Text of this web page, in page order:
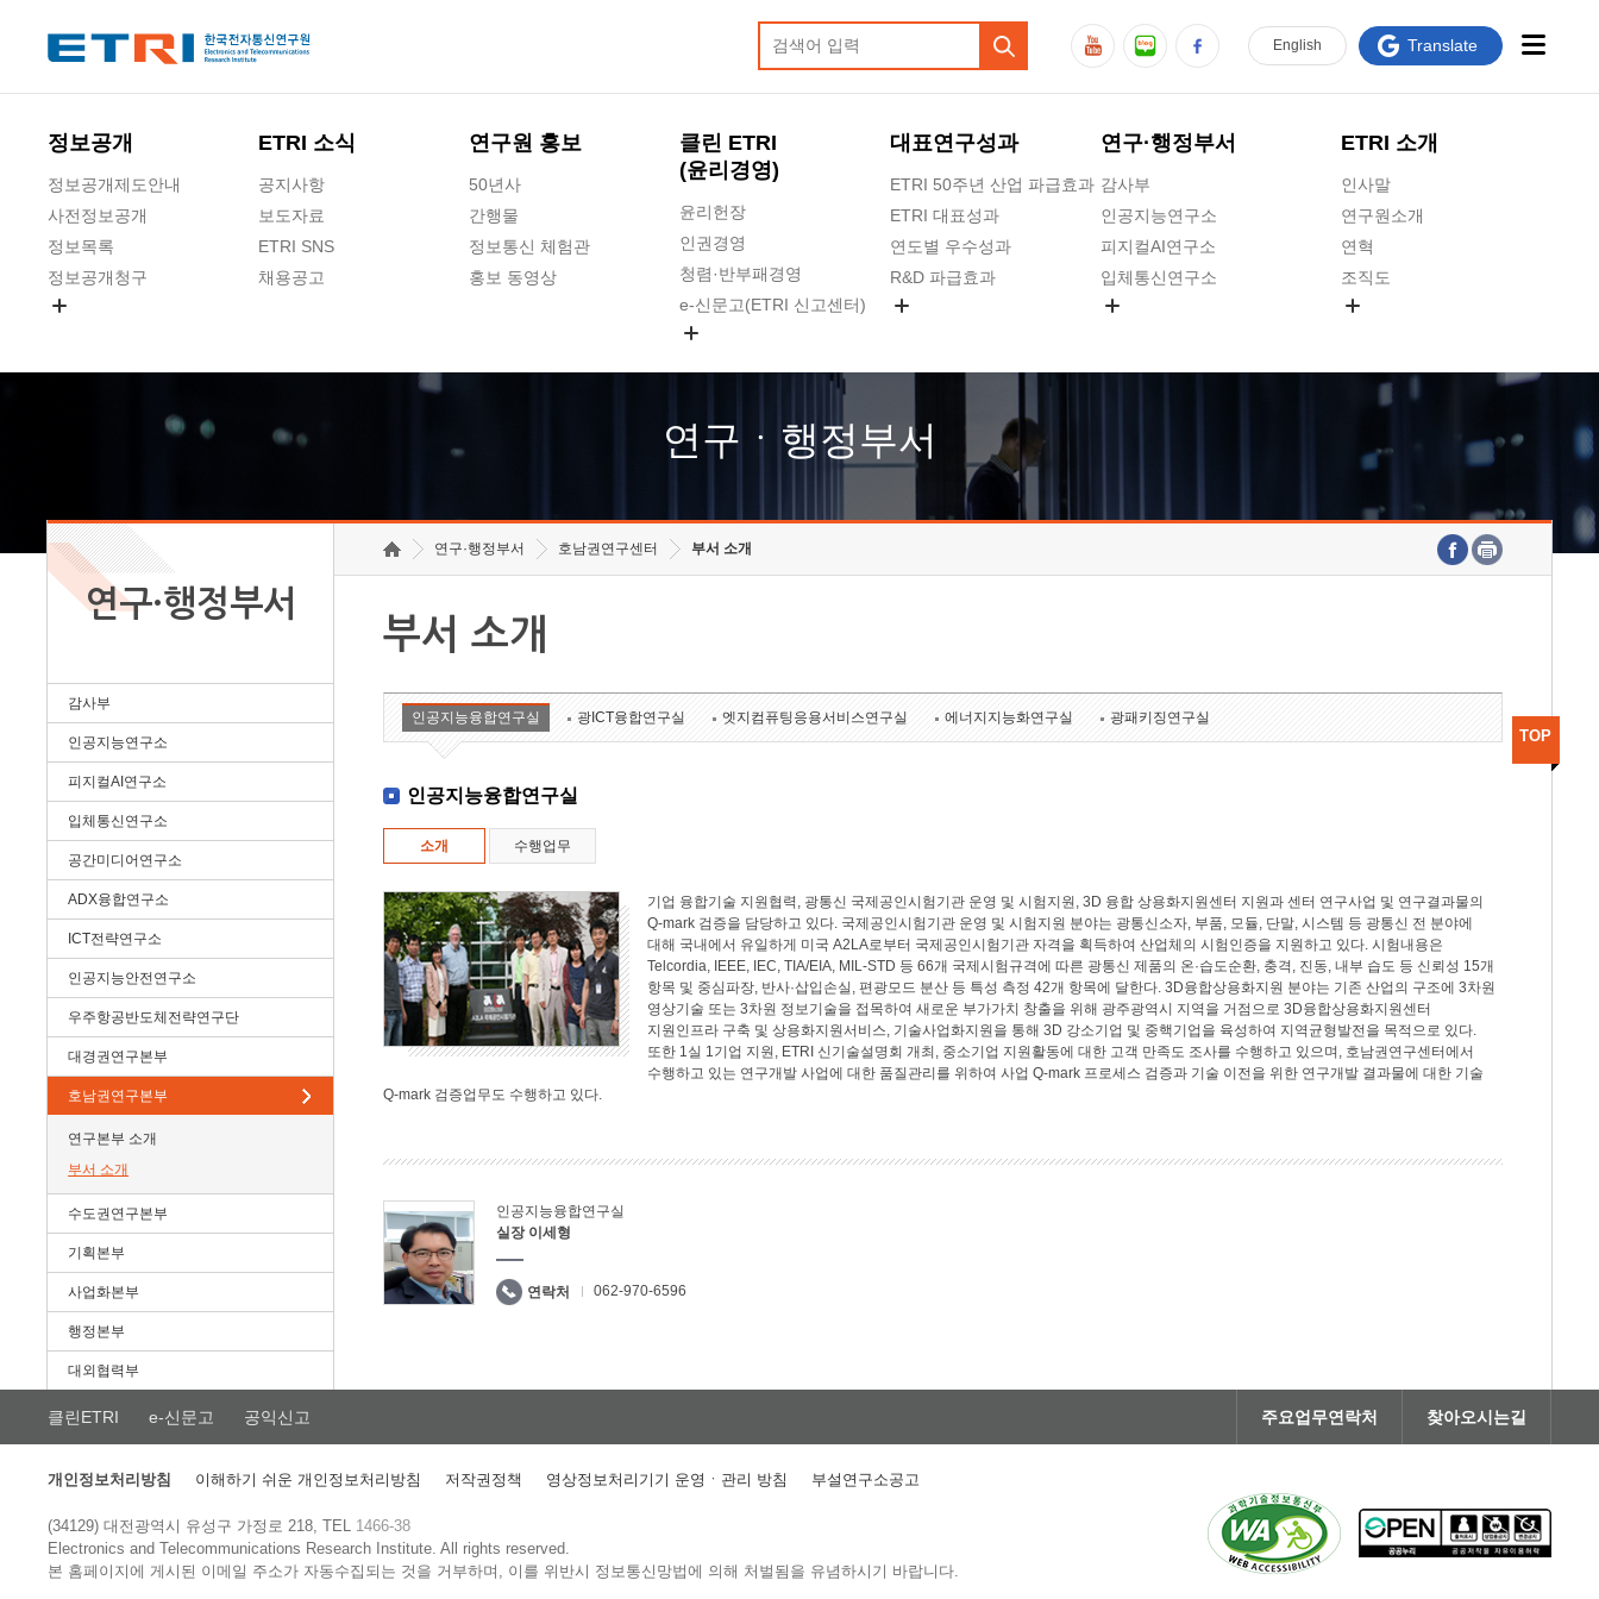
정보공개
정보공개제도안내
사전정보공개
정보목록
정보공개청구
ETRI 소식
공지사항
보도자료
ETRI SNS
채용공고
연구원 홍보
50년사
간행물
정보통신 체험관
홍보 동영상
클린 ETRI
(윤리경영)
윤리헌장
인권경영
청렴·반부패경영
e-신문고(ETRI 신고센터)
고객의소리
수의계약 현황
대표연구성과
ETRI 50주년 산업 파급효과
ETRI 대표성과
연도별 우수성과
R&D 파급효과
연구·행정부서
감사부
인공지능연구소
피지컬AI연구소
입체통신연구소
호남권연구본부
기획본부
ETRI 소개
인사말
연구원소개
연혁
조직도
연구원 고객헌장
주요업무연락처
English Translate
연구ㆍ행정부서
연구·행정부서
감사부
인공지능연구소
피지컬AI연구소
입체통신연구소
공간미디어연구소
ADX융합연구소
ICT전략연구소
인공지능안전연구소
우주항공반도체전략연구단
대경권연구본부
호남권연구본부
연구본부 소개
부서 소개
수도권연구본부
기획본부
사업화본부
행정본부
대외협력부
연구·행정부서 호남권연구센터 부서 소개
부서 소개
인공지능융합연구실 광ICT융합연구실 엣지컴퓨팅응용서비스연구실 에너지지능화연구실 광패키징연구실
인공지능융합연구실
소개 수행업무
기업 융합기술 지원협력, 광통신 국제공인시험기관 운영 및 시험지원, 3D 융합 상용화지원센터 지원과 센터 연구사업 및 연구결과물의
Q-mark 검증을 담당하고 있다. 국제공인시험기관 운영 및 시험지원 분야는 광통신소자, 부품, 모듈, 단말, 시스템 등 광통신 전 분야에
대해 국내에서 유일하게 미국 A2LA로부터 국제공인시험기관 자격을 획득하여 산업체의 시험인증을 지원하고 있다. 시험내용은
Telcordia, IEEE, IEC, TIA/EIA, MIL-STD 등 66개 국제시험규격에 따른 광통신 제품의 온·습도순환, 충격, 진동, 내부 습도 등 신뢰성 15개
항목 및 중심파장, 반사·삽입손실, 편광모드 분산 등 특성 측정 42개 항목에 달한다. 3D융합상용화지원 분야는 기존 산업의 구조에 3차원
영상기술 또는 3차원 정보기술을 접목하여 새로운 부가가치 창출을 위해 광주광역시 지역을 거점으로 3D융합상용화지원센터
지원인프라 구축 및 상용화지원서비스, 기술사업화지원을 통해 3D 강소기업 및 중핵기업을 육성하여 지역균형발전을 목적으로 있다.
또한 1실 1기업 지원, ETRI 신기술설명회 개최, 중소기업 지원활동에 대한 고객 만족도 조사를 수행하고 있으며, 호남권연구센터에서
수행하고 있는 연구개발 사업에 대한 품질관리를 위하여 사업 Q-mark 프로세스 검증과 기술 이전을 위한 연구개발 결과물에 대한 기술
Q-mark 검증업무도 수행하고 있다.
인공지능융합연구실
실장 이세형
연락처 062-970-6596
TOP
클린ETRI e-신문고 공익신고 주요업무연락처 찾아오시는길
개인정보처리방침 이해하기 쉬운 개인정보처리방침 저작권정책 영상정보처리기기 운영ㆍ관리 방침 부설연구소공고
(34129) 대전광역시 유성구 가정로 218, TEL 1466-38
Electronics and Telecommunications Research Institute.All rights reserved.
본 홈페이지에 게시된 이메일 주소가 자동수집되는 것을 거부하며, 이를 위반시 정보통신망법에 의해 처벌됨을 유념하시기 바랍니다.